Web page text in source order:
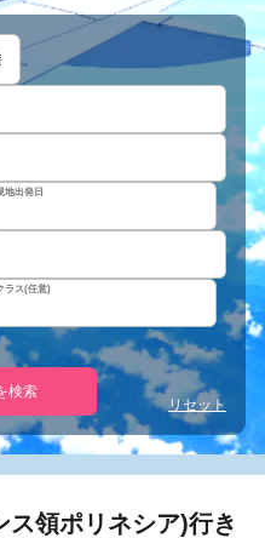
地出発日
ラス(任意)
検索
リセット
領ポリネシア)行き